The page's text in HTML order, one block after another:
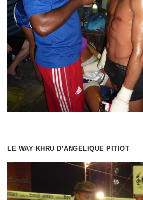
LE WAY KHRU D’ANGELIQUE PITIOT